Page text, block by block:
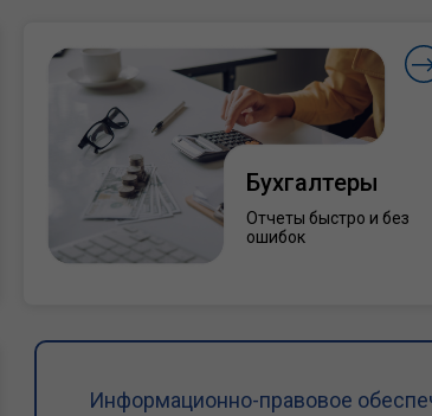
Бухгалтеры
Отчеты быстро и без
ошибок
Информационно-правовое